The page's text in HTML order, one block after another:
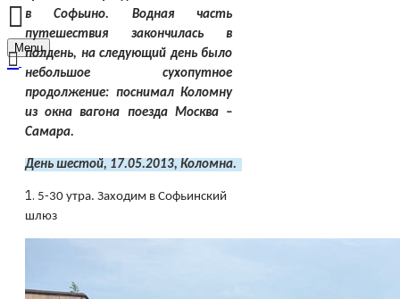
Menu
в Софьино. Водная часть
путешествия закончилась в
полдень, на следующий день было
небольшое сухопутное
продолжение: поснимал Коломну
из окна вагона поезда Москва –
Самара.
День шестой, 17.05.2013, Коломна.
1. 5-30 утра. Заходим в Софьинский
шлюз